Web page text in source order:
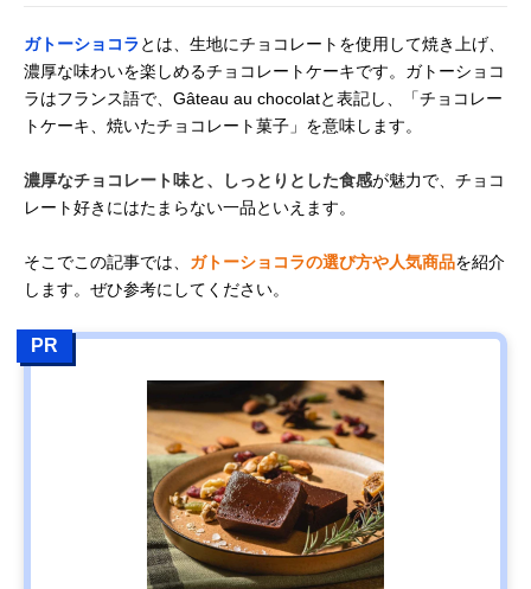
ガトーショコラとは、生地にチョコレートを使用して焼き上げ、
濃厚な味わいを楽しめるチョコレートケーキです。ガトーショコ
ラはフランス語で、Gâteau au chocolatと表記し、「チョコレー
トケーキ、焼いたチョコレート菓子」を意味します。
濃厚なチョコレート味と、しっとりとした食感が魅力で、チョコ
レート好きにはたまらない一品といえます。
そこでこの記事では、 ガトーショコラの選び方や人気商品を紹介
します。ぜひ参考にしてください。
PR